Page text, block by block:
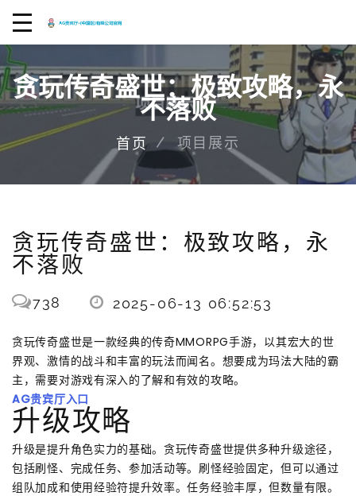
贪玩传奇盛世：极致攻略，永
不落败
首页 项目展示
贪玩传奇盛世：极致攻略，永
不落败
738 2025-06-13 06:52:53
贪玩传奇盛世是一款经典的传奇MMORPG手游，以其宏大的世
界观、激情的战斗和丰富的玩法而闻名。想要成为玛法大陆的霸
主，需要对游戏有深入的了解和有效的攻略。
AG贵宾厅入口
升级攻略
升级是提升角色实力的基础。贪玩传奇盛世提供多种升级途径，
包括刷怪、完成任务、参加活动等。刷怪经验固定，但可以通过
组队加成和使用经验符提升效率。任务经验丰厚，但数量有限。